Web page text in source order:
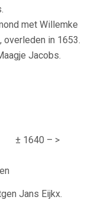
met Willemke
overleden in 1653.
Jacobs.
± 1640 – >
Jans Eijkx.